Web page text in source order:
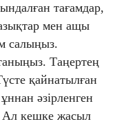
тағамдар,
мен ащы
салыңыз.
Таңертең
қайнатылған
әзірленген
Ал кешке жасыл